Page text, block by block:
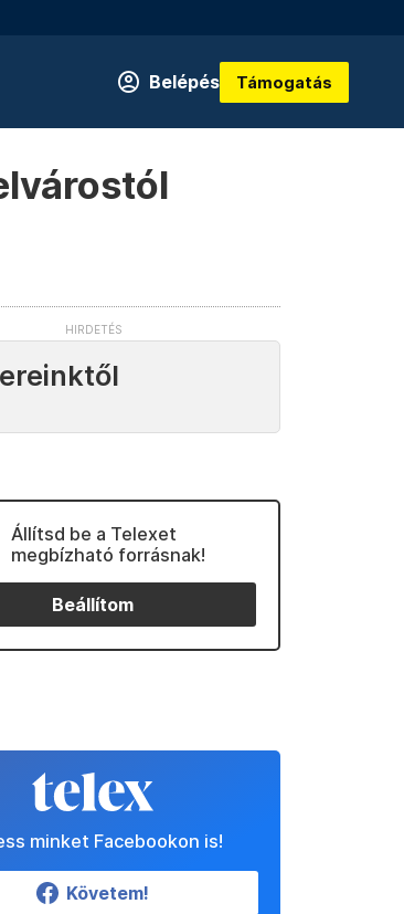
Belépés Támogatás
Állítsd be a Telexet
megbízható forrásnak!
Beállítom
minket Facebookon is!
Követem!